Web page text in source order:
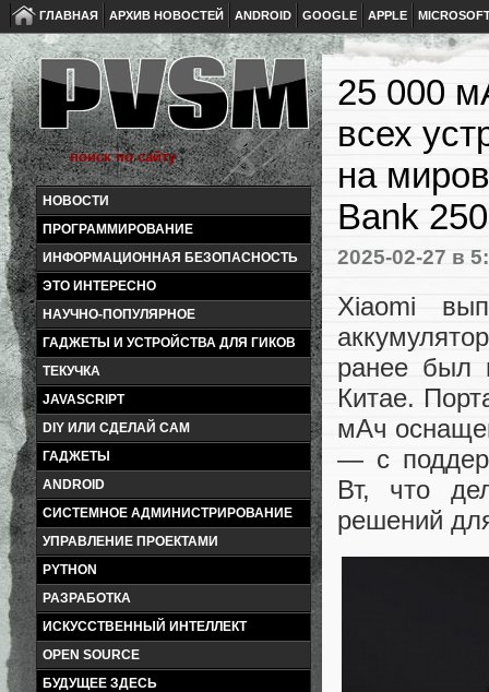
ГЛАВНАЯ АРХИВ НОВОСТЕЙ ANDROID GOOGLE APPLE
НОВОСТИ
ПРОГРАММИРОВАНИЕ
ИНФОРМАЦИОННАЯ БЕЗОПАСНОСТЬ
ЭТО ИНТЕРЕСНО
НАУЧНО-ПОПУЛЯРНОЕ
ГАДЖЕТЫ И УСТРОЙСТВА ДЛЯ ГИКОВ
ТЕКУЧКА
JAVASCRIPT
DIY ИЛИ СДЕЛАЙ САМ
ГАДЖЕТЫ
ANDROID
СИСТЕМНОЕ АДМИНИСТРИРОВАНИЕ
УПРАВЛЕНИЕ ПРОЕКТАМИ
PYTHON
РАЗРАБОТКА
ИСКУССТВЕННЫЙ ИНТЕЛЛЕКТ
OPEN SOURCE
БУДУЩЕЕ ЗДЕСЬ
25 000
всех
на
Bank
2025-02-27 в
Xiaomi
ранее был
Китае.
мАч
— с
Вт, что
решений